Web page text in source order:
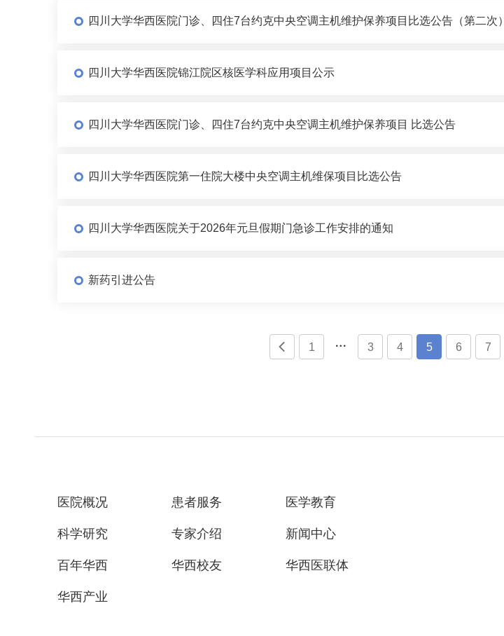
四川大学华西医院门诊、四住7台约克中央空调主机维护保养项目比选公告（第二次）
四川大学华西医院锦江院区核医学科应用项目公示
四川大学华西医院门诊、四住7台约克中央空调主机维护保养项目 比选公告
四川大学华西医院第一住院大楼中央空调主机维保项目比选公告
四川大学华西医院关于2026年元旦假期门急诊工作安排的通知
新药引进公告
 1  3 4 5 6 7
医院概况 患者服务 医学教育
科学研究 专家介绍 新闻中心
百年华西 华西校友 华西医联体
华西产业